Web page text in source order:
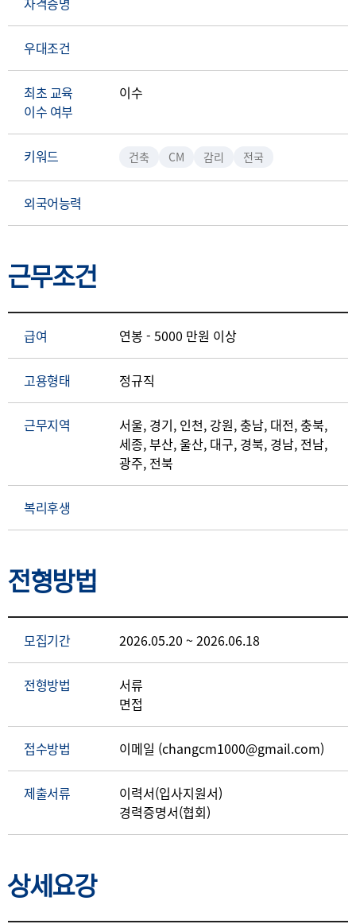
우대조건
최초 교육
이수 여부
이수
키워드 건축 CM 감리 전국
외국어능력
근무조건
급여 연봉 - 5000 만원 이상
고용형태 정규직
근무지역
서울, 경기, 인천, 강원, 충남, 대전, 충북,
세종, 부산, 울산, 대구, 경북, 경남, 전남,
광주, 전북
복리후생
전형방법
모집기간 2026.05.20 ~ 2026.06.18
전형방법
서류
면접
접수방법 이메일 (changcm1000@gmail.com)
제출서류
이력서(입사지원서)
경력증명서(협회)
상세요강